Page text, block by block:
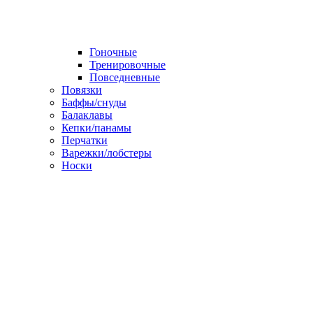
Гоночные
Тренировочные
Повседневные
Повязки
Баффы/снуды
Балаклавы
Кепки/панамы
Перчатки
Варежки/лобстеры
Носки